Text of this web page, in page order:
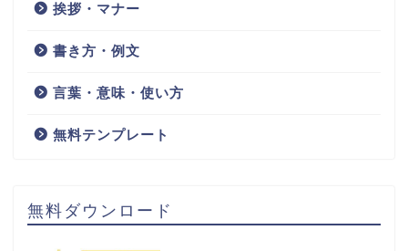
挨拶・マナー
書き方・例文
言葉・意味・使い方
無料テンプレート
無料ダウンロード